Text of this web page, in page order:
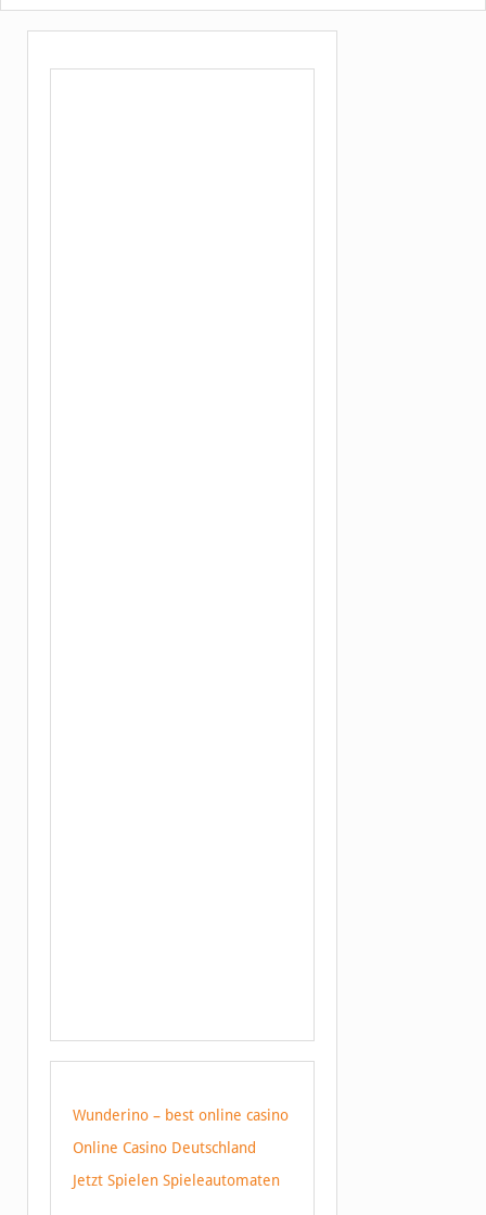
Wunderino – best online casino
Online Casino Deutschland
Jetzt Spielen Spieleautomaten